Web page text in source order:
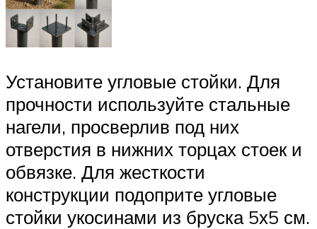
Установите угловые стойки. Для
прочности используйте стальные
нагели, просверлив под них
отверстия в нижних торцах стоек и
обвязке. Для жесткости
конструкции подоприте угловые
стойки укосинами из бруска 5х5 см.